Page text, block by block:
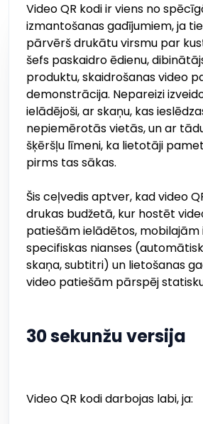
Video QR kodi ir viens no
izmantošanas gadījumiem, ja
pārvērš drukātu virsmu par
šefs paskaidro ēdienu,
produktu, skaidrošanas video
demonstrācija. Nepareizi
ielādējoši, ar skaņu, kas
nepiemērotās vietās, un ar
šķēršļu līmeni, ka lietotāji
pirms tas sākas.
Šis ceļvedis aptver, kad video
drukas budžetā, kur hostēt
patiešām ielādētos,
specifiskas nianses
skaņa, subtitri) un lietošanas
video patiešām pārspēj
30 sekunžu versija
Video QR kodi darbojas labi, ja: